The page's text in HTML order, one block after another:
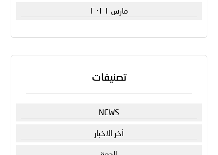
مارس ٢٠٢١
تصنيفات
NEWS
أخر الاخبار